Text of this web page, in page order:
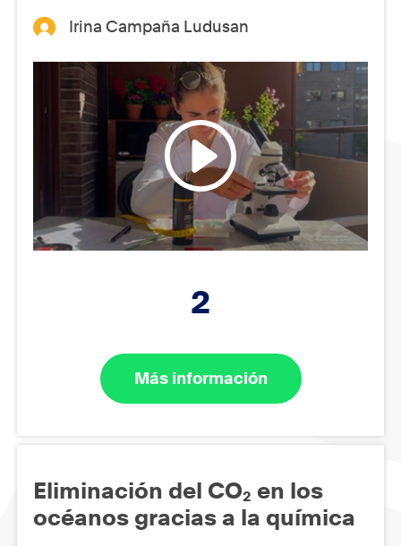
Irina Campaña Ludusan
2
Más información
Eliminación del CO₂ en los
océanos gracias a la química